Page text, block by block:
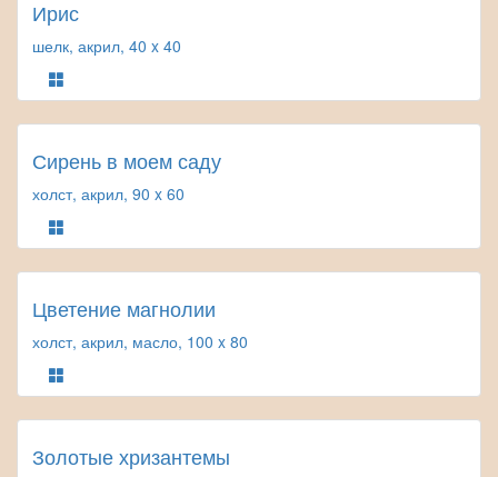
Ирис
шелк, акрил, 40 x 40
Сирень в моем саду
холст, акрил, 90 x 60
Цветение магнолии
холст, акрил, масло, 100 x 80
Золотые хризантемы